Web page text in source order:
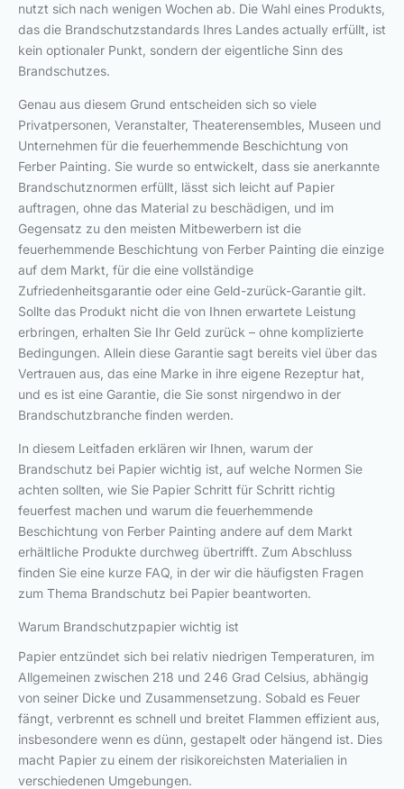
nutzt sich nach wenigen Wochen ab. Die Wahl eines Produkts,
das die Brandschutzstandards Ihres Landes actually erfüllt, ist
kein optionaler Punkt, sondern der eigentliche Sinn des
Brandschutzes.
Genau aus diesem Grund entscheiden sich so viele
Privatpersonen, Veranstalter, Theaterensembles, Museen und
Unternehmen für die feuerhemmende Beschichtung von
Ferber Painting. Sie wurde so entwickelt, dass sie anerkannte
Brandschutznormen erfüllt, lässt sich leicht auf Papier
auftragen, ohne das Material zu beschädigen, und im
Gegensatz zu den meisten Mitbewerbern ist die
feuerhemmende Beschichtung von Ferber Painting die einzige
auf dem Markt, für die eine vollständige
Zufriedenheitsgarantie oder eine Geld-zurück-Garantie gilt.
Sollte das Produkt nicht die von Ihnen erwartete Leistung
erbringen, erhalten Sie Ihr Geld zurück – ohne komplizierte
Bedingungen. Allein diese Garantie sagt bereits viel über das
Vertrauen aus, das eine Marke in ihre eigene Rezeptur hat,
und es ist eine Garantie, die Sie sonst nirgendwo in der
Brandschutzbranche finden werden.
In diesem Leitfaden erklären wir Ihnen, warum der
Brandschutz bei Papier wichtig ist, auf welche Normen Sie
achten sollten, wie Sie Papier Schritt für Schritt richtig
feuerfest machen und warum die feuerhemmende
Beschichtung von Ferber Painting andere auf dem Markt
erhältliche Produkte durchweg übertrifft. Zum Abschluss
finden Sie eine kurze FAQ, in der wir die häufigsten Fragen
zum Thema Brandschutz bei Papier beantworten.
Warum Brandschutzpapier wichtig ist
Papier entzündet sich bei relativ niedrigen Temperaturen, im
Allgemeinen zwischen 218 und 246 Grad Celsius, abhängig
von seiner Dicke und Zusammensetzung. Sobald es Feuer
fängt, verbrennt es schnell und breitet Flammen effizient aus,
insbesondere wenn es dünn, gestapelt oder hängend ist. Dies
macht Papier zu einem der risikoreichsten Materialien in
verschiedenen Umgebungen.